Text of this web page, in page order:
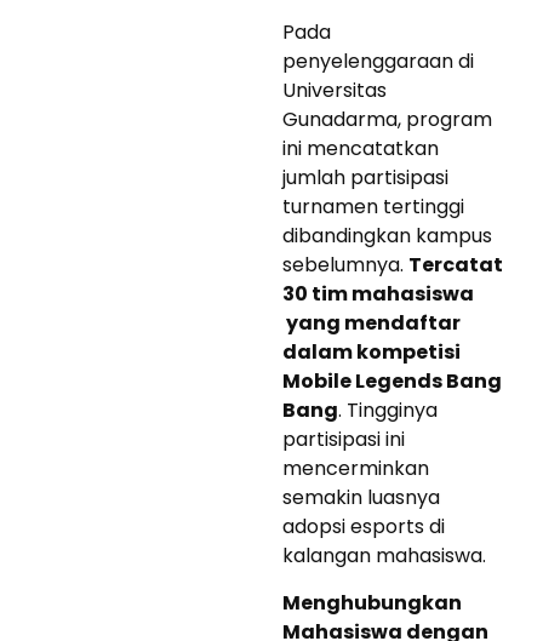
Pada
penyelenggaraan di
Universitas
Gunadarma, program
ini mencatatkan
jumlah partisipasi
turnamen tertinggi
dibandingkan kampus
sebelumnya. Tercatat
30 tim mahasiswa
yang mendaftar
dalam kompetisi
Mobile Legends Bang
Bang. Tingginya
partisipasi ini
mencerminkan
semakin luasnya
adopsi esports di
kalangan mahasiswa.
Menghubungkan
Mahasiswa dengan